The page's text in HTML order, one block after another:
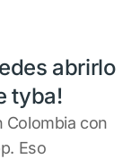
abrirlo
tyba!
Colombia con
Eso